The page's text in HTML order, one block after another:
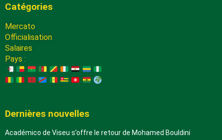
Catégories
Mercato
Officialisation
Salaires
Pays :
Dernières nouvelles
Académico de Viseu s’offre le retour de Mohamed Bouldini